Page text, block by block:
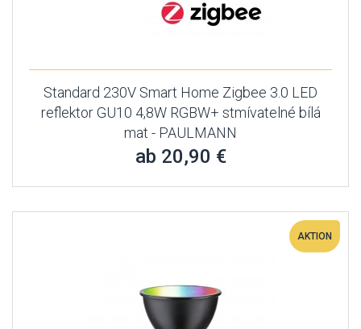
Standard 230V Smart Home Zigbee 3.0 LED
reflektor GU10 4,8W RGBW+ stmívatelné bílá
mat - PAULMANN
ab 20,90 €
AKTION